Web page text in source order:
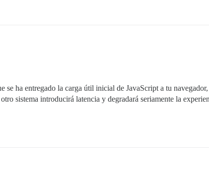
ha entregado la carga útil inicial de JavaScript a tu
sistema introducirá latencia y degradará seriamente la